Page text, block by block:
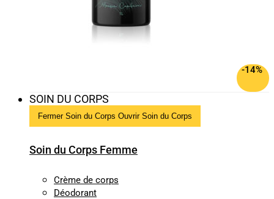
-14%
SOIN DU CORPS
Fermer Soin du Corps Ouvrir Soin du Corps
Soin du Corps Femme
Crème de corps
Déodorant